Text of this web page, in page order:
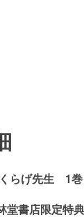
らげ先生 1巻
堂書店限定特